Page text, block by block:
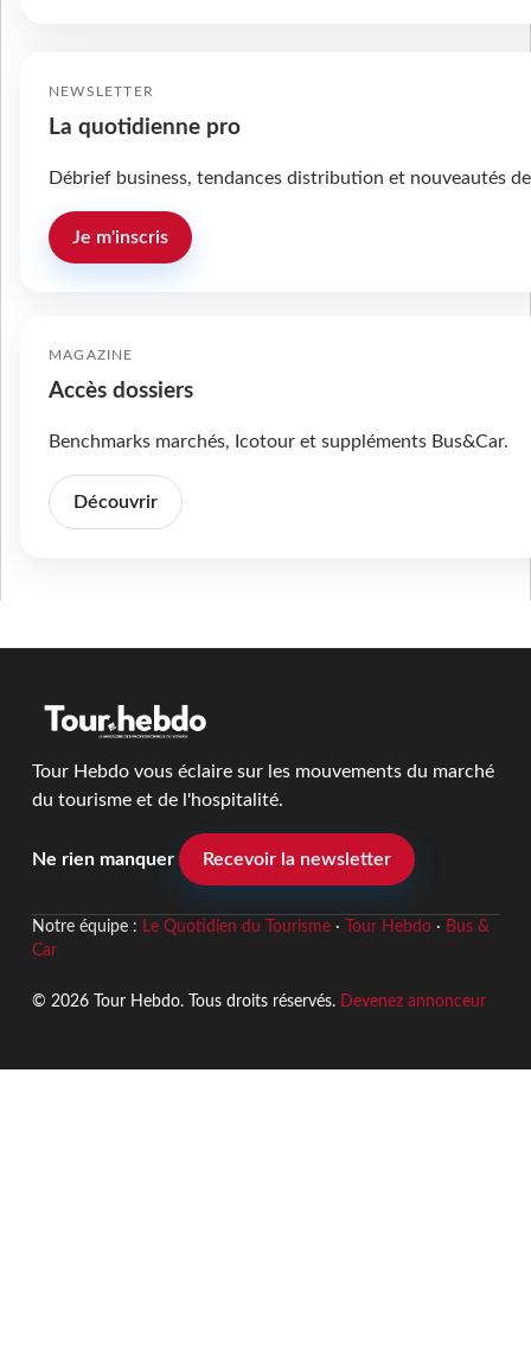
NEWSLETTER
La quotidienne pro
Débrief business, tendances distribution et nouveautés
Je m'inscris
MAGAZINE
Accès dossiers
Benchmarks marchés, Icotour et suppléments Bus&Car.
Découvrir
Tour Hebdo vous éclaire sur les mouvements du marché
du tourisme et de l'hospitalité.
Ne rien manquer Recevoir la newsletter
Notre équipe : Le Quotidien du Tourisme· Tour Hebdo· Bus &
Car
© 2026 Tour Hebdo. Tous droits réservés. Devenez annonceur